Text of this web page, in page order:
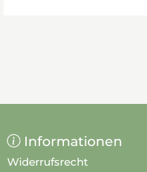
Informationen
Widerrufsrecht